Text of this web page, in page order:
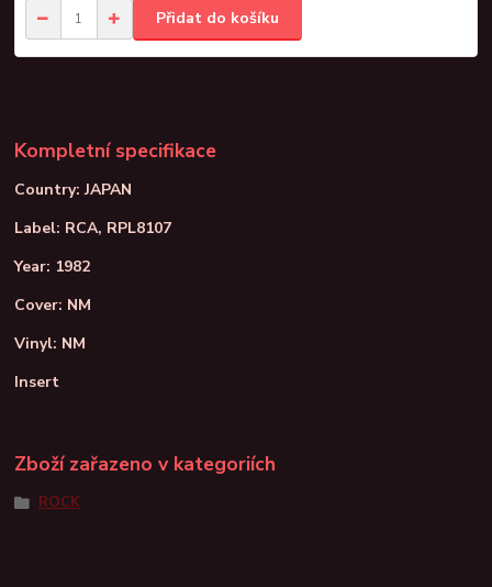
Přidat do košíku
Kompletní specifikace
Country: JAPAN
Label: RCA, RPL8107
Year: 1982
Cover: NM
Vinyl: NM
Insert
Zboží zařazeno v kategoriích
ROCK